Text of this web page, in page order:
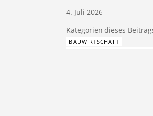
4. Juli 2026
BAUWIRTSCHAFT